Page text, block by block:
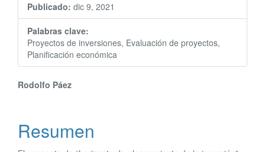
Publicado: dic 9, 2021
Palabras clave:
Proyectos de inversiones, Evaluación de proyectos,
Planificación económica
Contenido
del
Rodolfo Páez
Resumen